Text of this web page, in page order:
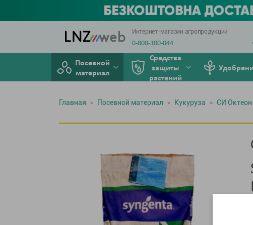
Интернет-магазин агропродукции
0-800-300-044
Посевной
материал
Средства
защиты
растений
Главная Посевной материал Кукуруза СИ Октеон